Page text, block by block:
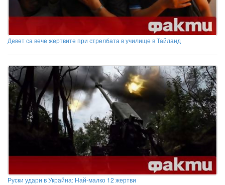
Девет са вече жертвите при стрелбата в училище в Тайланд
Руски удари в Украйна: Най-малко 12 жертви